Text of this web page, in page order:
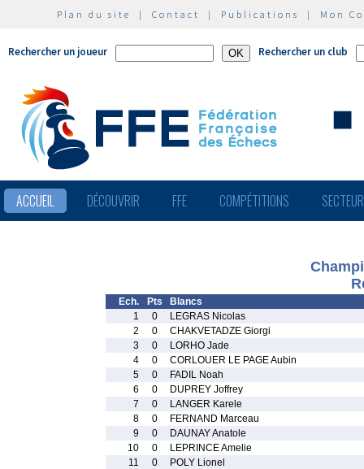
Plan du site | Contact | Publications | Mon
Rechercher un joueur Rechercher un club
ACCUEIL DÉCOUVRIR FFE COMPÉTITIONS
Ech. Pts
Blancs
1
0
LEGRAS Nicolas
2
0
CHAKVETADZE Giorgi
3
0
LORHO Jade
4
0
CORLOUER LE PAGE Aubin
5
0
FADIL Noah
6
0
DUPREY Joffrey
7
0
LANGER Karele
8
0
FERNAND Marceau
9
0
DAUNAY Anatole
10
0
LEPRINCE Amelie
11
0
POLY Lionel